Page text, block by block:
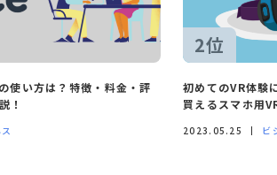
使い方は？特徴・料金・評
！
2位
初めてのVR体験
買えるスマホ用
2023.05.25 ビ